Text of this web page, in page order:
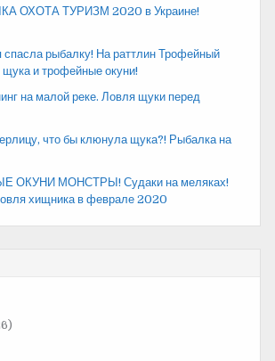
ОХОТА ТУРИЗМ 2020 в Украине!
спасла рыбалку! На раттлин Трофейный
и трофейные окуни!
на малой реке. Ловля щуки перед
что бы клюнула щука?! Рыбалка на
ОКУНИ МОНСТРЫ! Судаки на меляках!
хищника в феврале 2020